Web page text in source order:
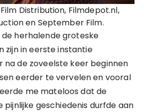
Distribution, Filmdepot.nl,
en September Film.
de herhalende groteske
zijn in eerste instantie
na de zoveelste keer beginnen
eerder te vervelen en vooral
me mateloos dat de
pijnlijke geschiedenis durfde aan